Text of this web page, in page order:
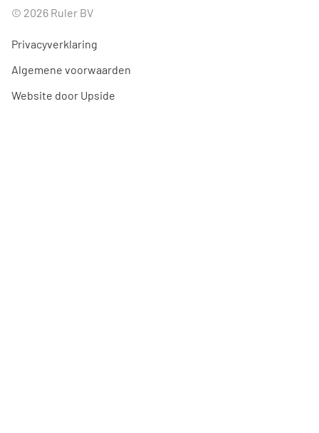
© 2026 Ruler BV
Privacyverklaring
Algemene voorwaarden
Website door Upside